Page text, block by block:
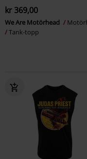
kr 369,00
We Are Motörhead
Tank-topp